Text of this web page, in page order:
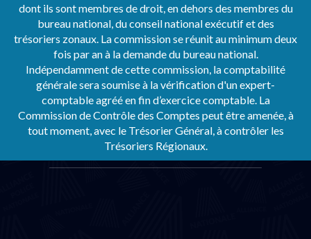
dont ils sont membres de droit, en dehors des membres du
bureau national, du conseil national exécutif et des
trésoriers zonaux. La commission se réunit au minimum deux
fois par an à la demande du bureau national.
Indépendamment de cette commission, la comptabilité
générale sera soumise à la vérification d'un expert-
comptable agréé en fin d’exercice comptable. La
Commission de Contrôle des Comptes peut être amenée, à
tout moment, avec le Trésorier Général, à contrôler les
Trésoriers Régionaux.